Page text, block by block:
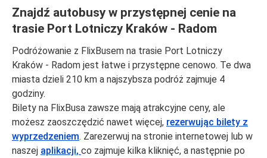
Znajdź autobusy w przystępnej cenie na
trasie Port Lotniczy Kraków - Radom
Podróżowanie z FlixBusem na trasie Port Lotniczy
Kraków - Radom jest łatwe i przystępne cenowo. Te dwa
miasta dzieli 210 km a najszybsza podróż zajmuje 4
godziny.
Bilety na FlixBusa zawsze mają atrakcyjne ceny, ale
możesz zaoszczędzić nawet więcej, rezerwując bilety z
wyprzedzeniem. Zarezerwuj na stronie internetowej lub w
naszej aplikacji, co zajmuje kilka kliknięć, a następnie po